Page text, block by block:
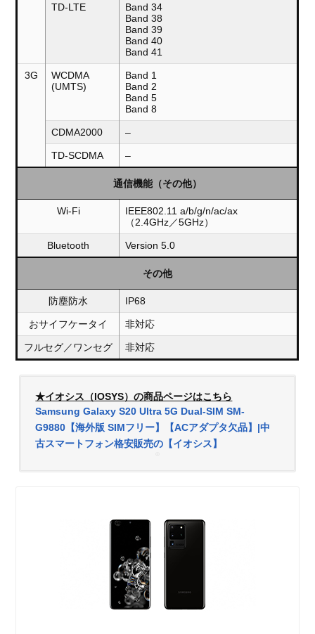
TD-LTE
Band 34
Band 38
Band 39
Band 40
Band 41
3G
WCDMA
(UMTS)
Band 1
Band 2
Band 5
Band 8
CDMA2000 –
TD-SCDMA –
通信機能（その他）
Wi-Fi
IEEE802.11 a/b/g/n/ac/ax
（2.4GHz／5GHz）
Bluetooth Version 5.0
その他
防塵防水 IP68
おサイフケータイ 非対応
フルセグ／ワンセグ 非対応
★イオシス（IOSYS）の商品ページはこちら
Samsung Galaxy S20 Ultra 5G Dual-SIM SM-
G9880【海外版 SIMフリー】【ACアダプタ欠品】|中
古スマートフォン格安販売の【イオシス】